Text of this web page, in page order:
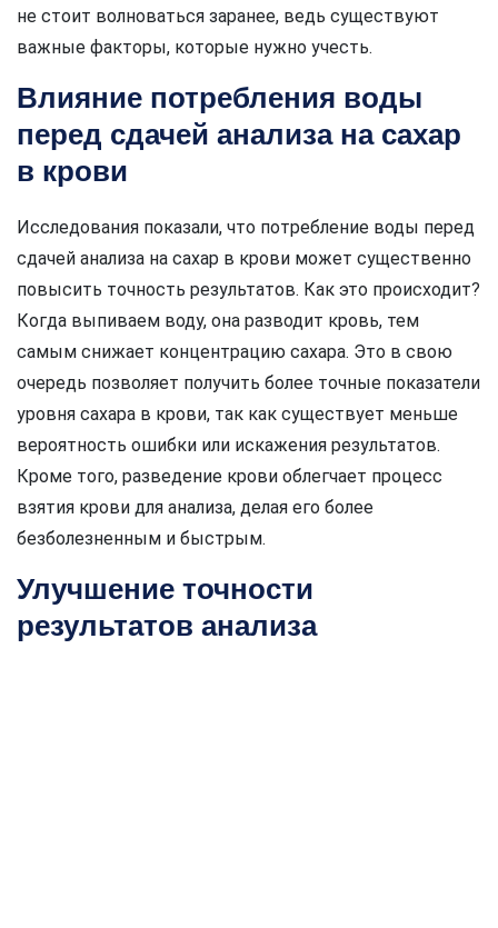
не стоит волноваться заранее, ведь существуют
важные факторы, которые нужно учесть.
Влияние потребления воды
перед сдачей анализа на сахар
в крови
Исследования показали, что потребление воды перед
сдачей анализа на сахар в крови может существенно
повысить точность результатов. Как это происходит?
Когда выпиваем воду, она разводит кровь, тем
самым снижает концентрацию сахара. Это в свою
очередь позволяет получить более точные показатели
уровня сахара в крови, так как существует меньше
вероятность ошибки или искажения результатов.
Кроме того, разведение крови облегчает процесс
взятия крови для анализа, делая его более
безболезненным и быстрым.
Улучшение точности
результатов анализа